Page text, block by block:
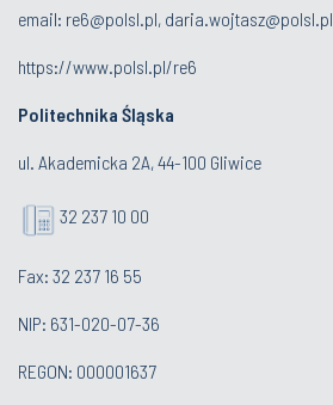
email: re6@polsl.pl, daria.wojtasz@polsl.pl
https://www.polsl.pl/re6
Politechnika Śląska
ul. Akademicka 2A, 44-100 Gliwice
32 237 10 00
Fax: 32 237 16 55
NIP: 631-020-07-36
REGON: 000001637